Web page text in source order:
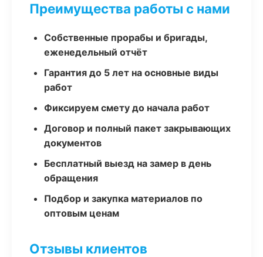
Преимущества работы с нами
Собственные прорабы и бригады,
еженедельный отчёт
Гарантия до 5 лет на основные виды
работ
Фиксируем смету до начала работ
Договор и полный пакет закрывающих
документов
Бесплатный выезд на замер в день
обращения
Подбор и закупка материалов по
оптовым ценам
Отзывы клиентов